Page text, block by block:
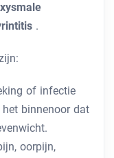
.
of infectie
binnenoor dat
oorpijn,